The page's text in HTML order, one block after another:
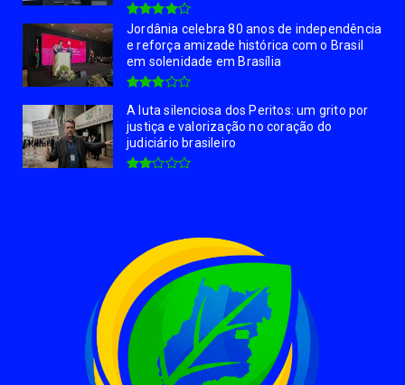
Jordânia celebra 80 anos de independência
e reforça amizade histórica com o Brasil
em solenidade em Brasília
A luta silenciosa dos Peritos: um grito por
justiça e valorização no coração do
judiciário brasileiro